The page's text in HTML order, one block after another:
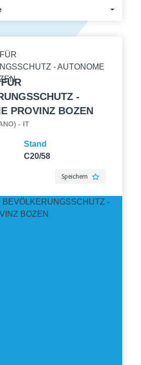
-
PROVINZ BOZEN
- IT
Stand
C20/58
Speichern